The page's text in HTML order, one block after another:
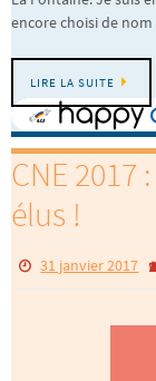
encore choisi de
LIRE LA SUITE
CNE 2017
élus !
31 janvier 2017